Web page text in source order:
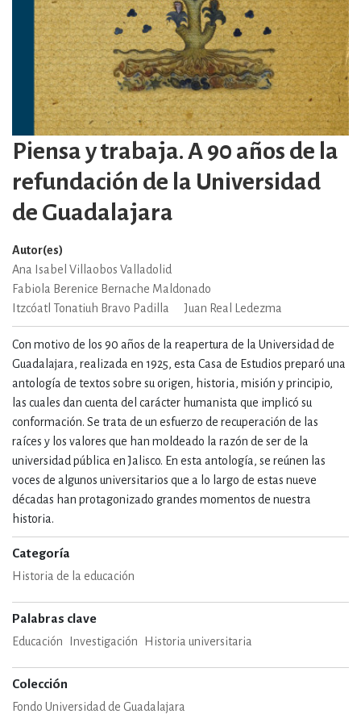
Piensa y trabaja. A 90 años de la
refundación de la Universidad
de Guadalajara
Autor(es)
Ana Isabel Villaobos Valladolid
Fabiola Berenice Bernache Maldonado
Itzcóatl Tonatiuh Bravo Padilla
Juan Real Ledezma
Con motivo de los 90 años de la reapertura de la Universidad de
Guadalajara, realizada en 1925, esta Casa de Estudios preparó una
antología de textos sobre su origen, historia, misión y principio,
las cuales dan cuenta del carácter humanista que implicó su
conformación. Se trata de un esfuerzo de recuperación de las
raíces y los valores que han moldeado la razón de ser de la
universidad pública en Jalisco. En esta antología, se reúnen las
voces de algunos universitarios que a lo largo de estas nueve
décadas han protagonizado grandes momentos de nuestra
historia.
Categoría
Historia de la educación
Palabras clave
Educación Investigación Historia universitaria
Colección
Fondo Universidad de Guadalajara